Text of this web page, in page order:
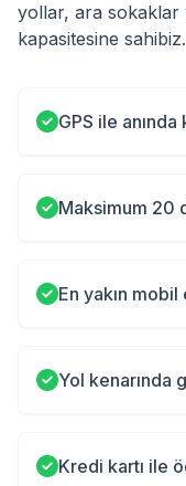
yollar, ara sokaklar
kapasitesine sahibiz.
GPS ile
Maksimum 20
En yakın
Yol kenarında
Kredi kartı ile